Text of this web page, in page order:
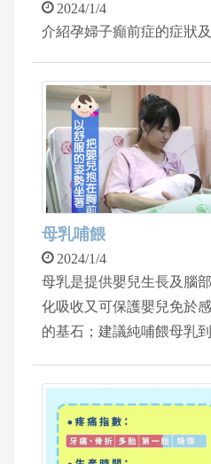
2024/1/4
介紹孕婦子癲前症的症狀
母乳哺餵
2024/1/4
母乳是提供嬰兒生長及腦
化吸收又可保護嬰兒免於
的基石；建議純哺餵母乳